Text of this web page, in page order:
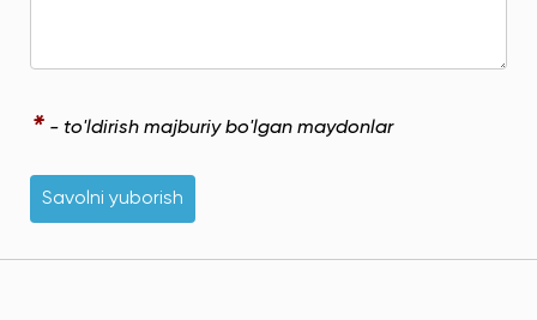
* - to'ldirish majburiy bo'lgan maydonlar
Savolni yuborish